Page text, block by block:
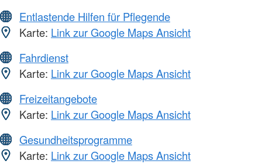
Entlastende Hilfen für Pflegende
Karte: Link zur Google Maps Ansicht
Fahrdienst
Karte: Link zur Google Maps Ansicht
Freizeitangebote
Karte: Link zur Google Maps Ansicht
Gesundheitsprogramme
Karte: Link zur Google Maps Ansicht